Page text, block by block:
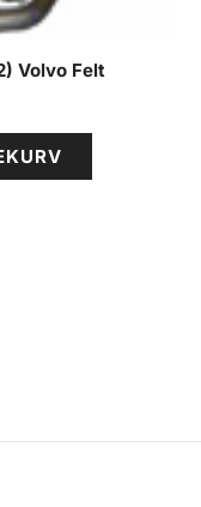
Volvo Felt